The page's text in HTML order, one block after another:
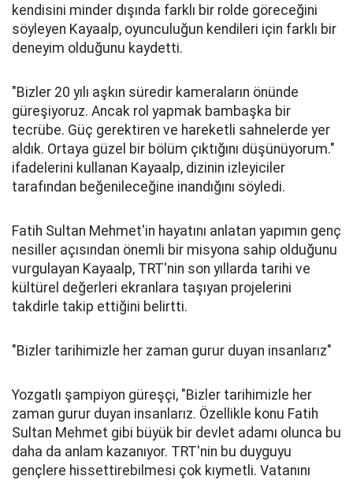
kendisini minder dışında farklı bir rolde göreceğini
söyleyen Kayaalp, oyunculuğun kendileri için farklı bir
deneyim olduğunu kaydetti.
"Bizler 20 yılı aşkın süredir kameraların önünde
güreşiyoruz. Ancak rol yapmak bambaşka bir
tecrübe. Güç gerektiren ve hareketli sahnelerde yer
aldık. Ortaya güzel bir bölüm çıktığını düşünüyorum."
ifadelerini kullanan Kayaalp, dizinin izleyiciler
tarafından beğenileceğine inandığını söyledi.
Fatih Sultan Mehmet'in hayatını anlatan yapımın genç
nesiller açısından önemli bir misyona sahip olduğunu
vurgulayan Kayaalp, TRT'nin son yıllarda tarihi ve
kültürel değerleri ekranlara taşıyan projelerini
takdirle takip ettiğini belirtti.
"Bizler tarihimizle her zaman gurur duyan insanlarız"
Yozgatlı şampiyon güreşçi, "Bizler tarihimizle her
zaman gurur duyan insanlarız. Özellikle konu Fatih
Sultan Mehmet gibi büyük bir devlet adamı olunca bu
daha da anlam kazanıyor. TRT'nin bu duyguyu
gençlere hissettirebilmesi çok kıymetli. Vatanını